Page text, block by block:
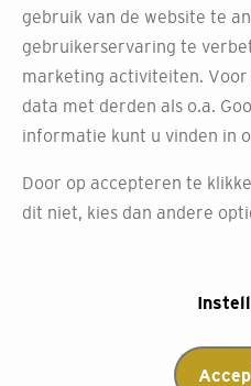
Neem
ons op
Heb je vragen,
informatie? Vul het
tijd
gebruik van de website te
gebruikerservaring te
marketing activiteiten. Voor
data met derden als o.a.
informatie kunt u vinden in
Door op accepteren te
dit niet, kies dan andere